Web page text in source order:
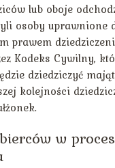
lub oboje
osoby uprawnione
prawem
Kodeks Cywilny,
dziedziczyć
kolejności
w